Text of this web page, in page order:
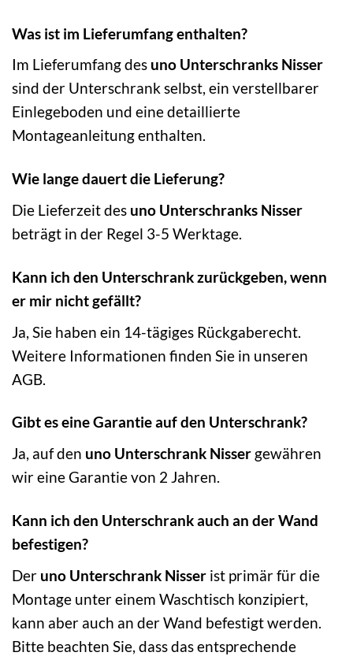
Was ist im Lieferumfang enthalten?
Im Lieferumfang des uno Unterschranks Nisser
sind der Unterschrank selbst, ein verstellbarer
Einlegeboden und eine detaillierte
Montageanleitung enthalten.
Wie lange dauert die Lieferung?
Die Lieferzeit des uno Unterschranks Nisser
beträgt in der Regel 3-5 Werktage.
Kann ich den Unterschrank zurückgeben, wenn
er mir nicht gefällt?
Ja, Sie haben ein 14-tägiges Rückgaberecht.
Weitere Informationen finden Sie in unseren
AGB.
Gibt es eine Garantie auf den Unterschrank?
Ja, auf den uno Unterschrank Nisser gewähren
wir eine Garantie von 2 Jahren.
Kann ich den Unterschrank auch an der Wand
befestigen?
Der uno Unterschrank Nisser ist primär für die
Montage unter einem Waschtisch konzipiert,
kann aber auch an der Wand befestigt werden.
Bitte beachten Sie, dass das entsprechende